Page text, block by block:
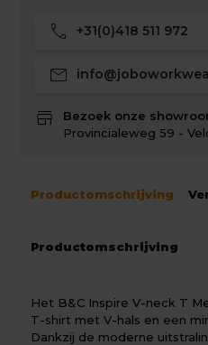
call +31(0)418 511 972
mail
store
Bezoek onze
Provincialeweg 59 -
Productomschrijving
Productomschrijving
Het B&C Inspire V-neck T
T-shirt met V-hals en een
Dankzij de moderne